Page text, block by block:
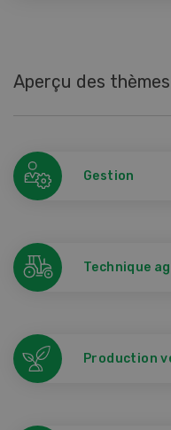
Aperçu des thèmes
Gestion
Technique
Production